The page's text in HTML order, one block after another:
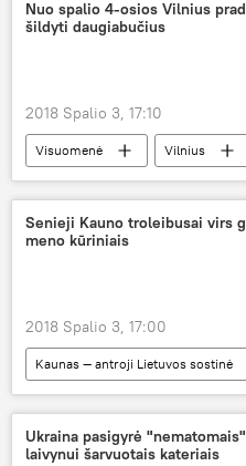
Nuo spalio 4-osios Vilnius
šildyti daugiabučius
2018 Spalio 3, 17:10
Visuomenė Vilnius
Senieji Kauno troleibusai virs
meno kūriniais
2018 Spalio 3, 17:00
Kaunas — antroji Lietuvos sostinė
Ukraina pasigyrė
laivynui šarvuotais kateriais